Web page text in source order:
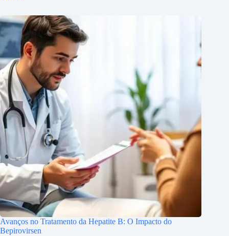
Avanços no Tratamento da Hepatite B: O Impacto do
Bepirovirsen